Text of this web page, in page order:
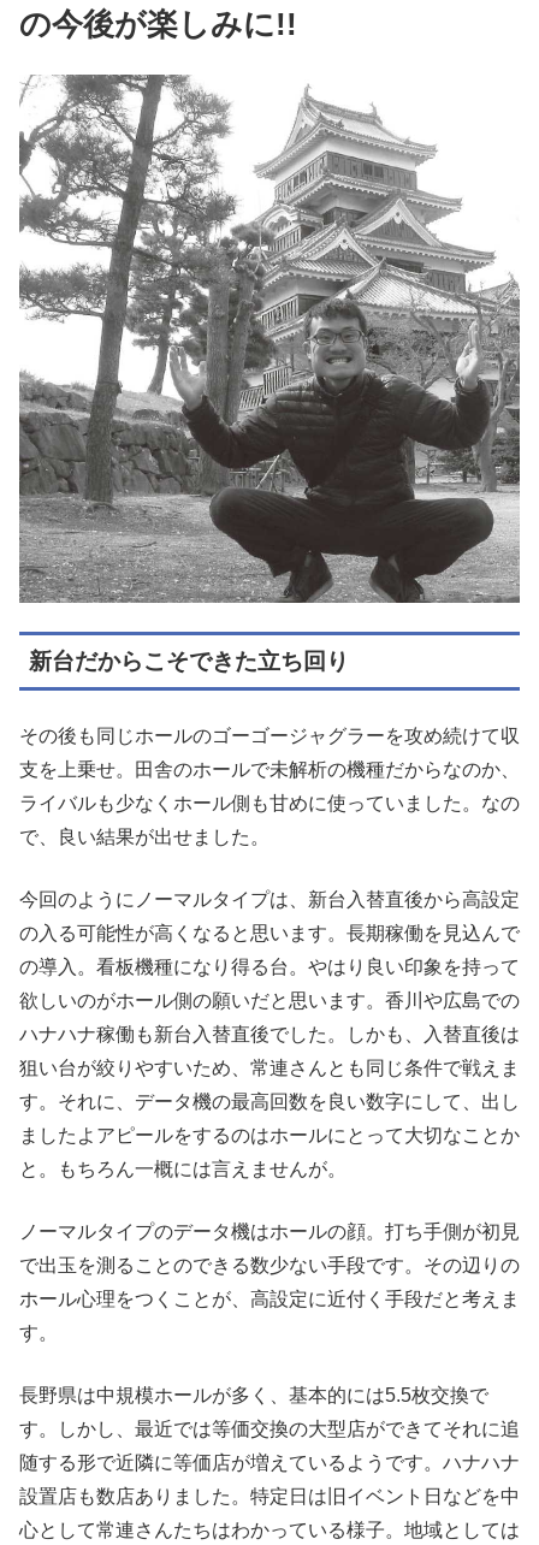
の今後が楽しみに!!
新台だからこそできた立ち回り
その後も同じホールのゴーゴージャグラーを攻め続けて収
支を上乗せ。田舎のホールで未解析の機種だからなのか、
ライバルも少なくホール側も甘めに使っていました。なの
で、良い結果が出せました。
今回のようにノーマルタイプは、新台入替直後から高設定
の入る可能性が高くなると思います。長期稼働を見込んで
の導入。看板機種になり得る台。やはり良い印象を持って
欲しいのがホール側の願いだと思います。香川や広島での
ハナハナ稼働も新台入替直後でした。しかも、入替直後は
狙い台が絞りやすいため、常連さんとも同じ条件で戦えま
す。それに、データ機の最高回数を良い数字にして、出し
ましたよアピールをするのはホールにとって大切なことか
と。もちろん一概には言えませんが。
ノーマルタイプのデータ機はホールの顔。打ち手側が初見
で出玉を測ることのできる数少ない手段です。その辺りの
ホール心理をつくことが、高設定に近付く手段だと考えま
す。
長野県は中規模ホールが多く、基本的には5.5枚交換で
す。しかし、最近では等価交換の大型店ができてそれに追
随する形で近隣に等価店が増えているようです。ハナハナ
設置店も数店ありました。特定日は旧イベント日などを中
心として常連さんたちはわかっている様子。地域としては